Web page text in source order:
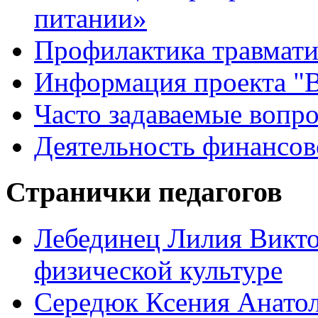
питании»
Профилактика
Информация проекта
Часто задаваемые
Деятельность
Странички педагогов
Лебединец Лилия
физической культуре
Середюк Ксения